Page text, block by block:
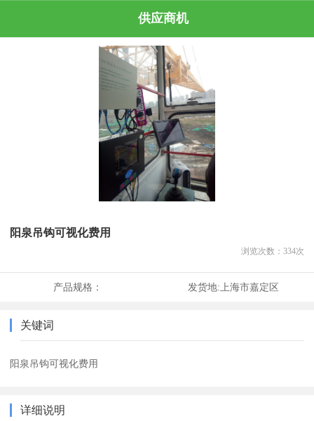
供应商机
阳泉吊钩可视化费用
浏览次数： 334次
产品规格： 发货地:上海市嘉定区
关键词
阳泉吊钩可视化费用
详细说明